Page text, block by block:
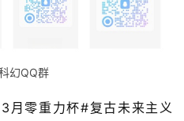
幻QQ群
零重力杯#复古未来主义